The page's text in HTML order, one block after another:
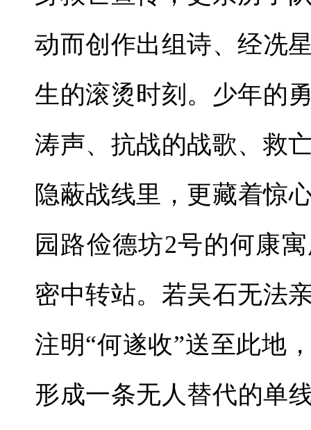
动而创作出组诗、经冼
生的滚烫时刻。少年的
涛声、抗战的战歌、救
隐蔽战线里，更藏着惊
园路俭德坊2号的何康
密中转站。若吴石无法
注明“何遂收”送至此地
形成一条无人替代的单